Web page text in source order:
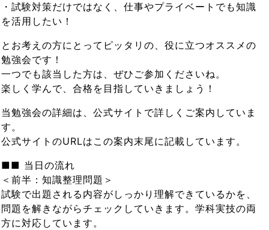
・試験対策だけではなく、仕事やプライベートでも知識
を活用したい！
とお考えの方にとってピッタリの、役に立つオススメの
勉強会です！
一つでも該当した方は、ぜひご参加くださいね。
楽しく学んで、合格を目指していきましょう！
当勉強会の詳細は、公式サイトで詳しくご案内していま
す。
公式サイトのURLはこの案内末尾に記載しています。
■■ 当日の流れ
＜前半：知識整理問題＞
試験で出題される内容がしっかり理解できているかを、
問題を解きながらチェックしていきます。学科実技の両
方に対応しています。